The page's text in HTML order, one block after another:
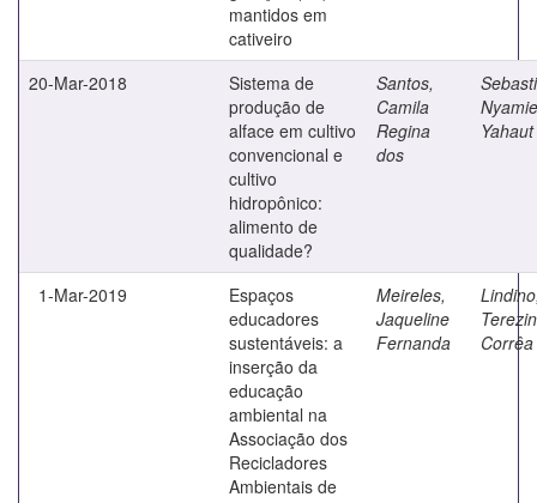
mantidos em
cativeiro
20-Mar-2018
Sistema de
produção de
alface em cultivo
convencional e
cultivo
hidropônico:
alimento de
qualidade?
Santos,
Camila
Regina
dos
Yahaut
1-Mar-2019
Espaços
educadores
sustentáveis: a
inserção da
educação
ambiental na
Associação dos
Recicladores
Ambientais de
Meireles,
Jaqueline
Fernanda
Corrêa